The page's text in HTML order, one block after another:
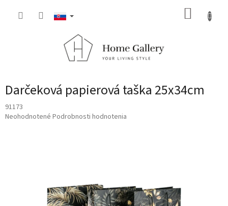
Darčeková papierová taška 25x34cm
91173
Priemerné
Neohodnotené Podrobnosti hodnotenia